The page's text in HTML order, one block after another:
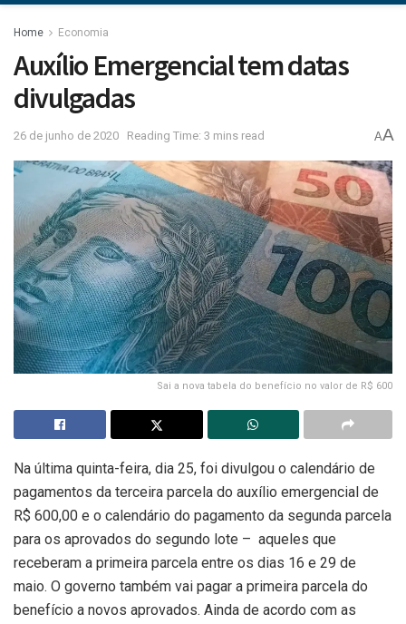
Home Economia
Auxílio Emergencial tem datas
divulgadas
26 de junho de 2020 Reading Time: 3 mins read AA
Sai a nova tabela do benefício no valor de R$ 600
Na última quinta-feira, dia 25, foi divulgou o calendário de
pagamentos da terceira parcela do auxílio emergencial de
R$ 600,00 e o calendário do pagamento da segunda parcela
para os aprovados do segundo lote – aqueles que
receberam a primeira parcela entre os dias 16 e 29 de
maio. O governo também vai pagar a primeira parcela do
benefício a novos aprovados. Ainda de acordo com as